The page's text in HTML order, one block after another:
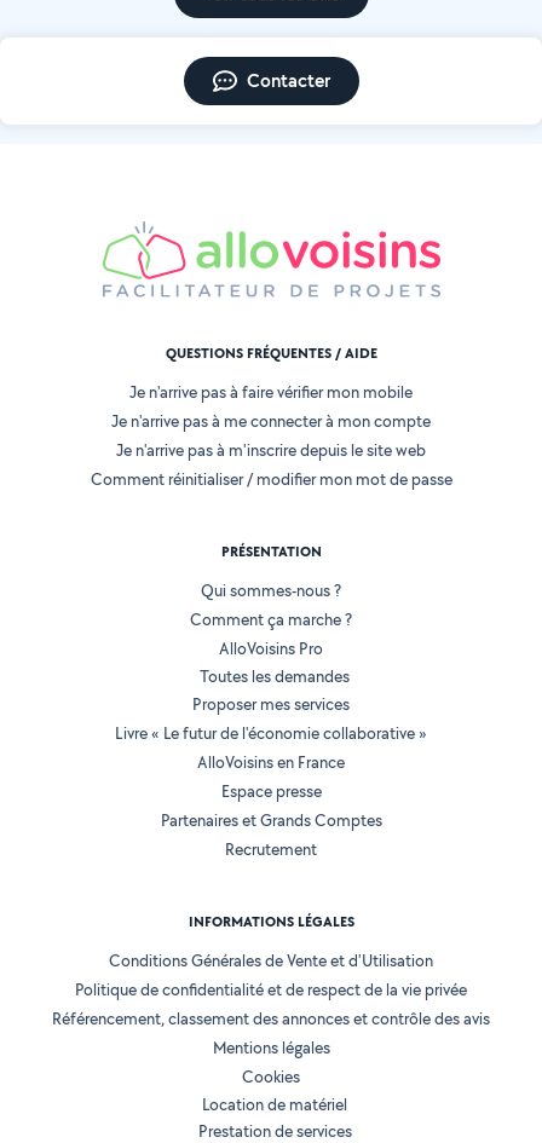
Contacter
QUESTIONS FRÉQUENTES / AIDE
Je n'arrive pas à faire vérifier mon mobile
Je n'arrive pas à me connecter à mon compte
Je n'arrive pas à m'inscrire depuis le site web
Comment réinitialiser / modifier mon mot de passe
PRÉSENTATION
Qui sommes-nous ?
Comment ça marche ?
AlloVoisins Pro
Toutes les demandes
Proposer mes services
Livre « Le futur de l'économie collaborative »
AlloVoisins en France
Espace presse
Partenaires et Grands Comptes
Recrutement
INFORMATIONS LÉGALES
Conditions Générales de Vente et d'Utilisation
Politique de confidentialité et de respect de la vie privée
Référencement, classement des annonces et contrôle des avis
Mentions légales
Cookies
Location de matériel
Prestation de services